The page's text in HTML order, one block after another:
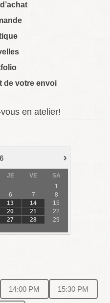
de votre envoi
en atelier!
›
JE VE
SA
1
6 7
8
13 14
15
20 21
22
27 28
29
14:00 PM 15:30 PM